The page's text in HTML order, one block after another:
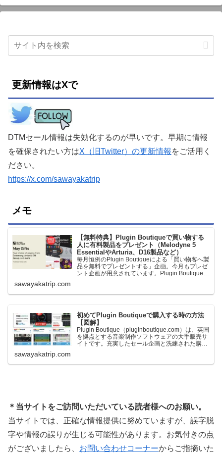
更新情報はXで
DTMセール情報は失効化するのが早いです。早期に情報
を確保されたい方はX（旧Twitter）の更新情報 をご活用く
ださい。
https://x.com/sawayakatrip
メモ
【無料特典】Plugin Boutiqueで買い物する
人に有料製品をプレゼント（Melodyne 5
EssentialやArturia、D16製品など）
毎月恒例のPlugin Boutiqueによる「買い物客へ製
品を無料でプレゼントする」企画。今月もプレゼ
ント企画が用意されています。Plugin Boutiqueで
ます。＊無料配布終了予定日：日本時間：
sawayakatrip.com
初めてPlugin Boutiqueで購入する時の方法
【図解】
Plugin Boutique（pluginboutique.com）は、英国
を拠点とする音楽制作ソフトウェアの大手販売サ
イトです。充実したセール企画と洗練された購入
に知っておきたいこと価格表示に…
sawayakatrip.com
＊当サイトをご訪問いただいている読者様へのお願い。
当サイトでは、正確な情報提供に努めていますが、誤字脱
字や情報の誤りが生じる可能性があります。お気付きの点
がございましたら、 お問い合わせコーナーからご指摘いた